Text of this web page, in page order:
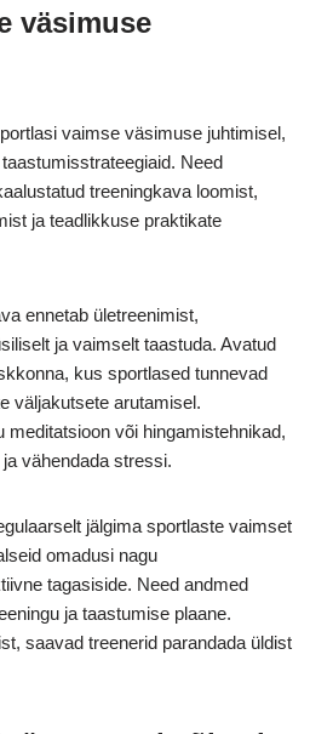
väsimuse
vaimse väsimuse juhtimisel,
Need
treeningkava loomist,
ja teadlikkuse praktikate
ennetab ületreenimist,
ja vaimselt taastuda. Avatud
kus sportlased tunnevad
väljakutsete arutamisel.
meditatsioon või hingamistehnikad,
vähendada stressi.
jälgima sportlaste vaimset
omadusi nagu
tagasiside. Need andmed
ja taastumise plaane.
saavad treenerid parandada üldist